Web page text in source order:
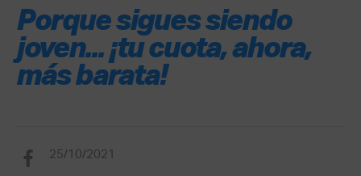
Porque sigues siendo
joven... ¡tu cuota, ahora,
más barata!
25/10/2021